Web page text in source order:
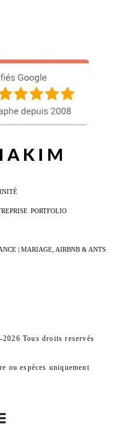
PORTFOLIO
| MARIAGE, AIRBNB & ANTS
Tous droits reservés
ou espèces uniquement